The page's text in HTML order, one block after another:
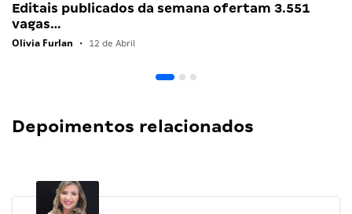
Editais publicados da semana ofertam 3.551
vagas…
Olivia Furlan • 12 de Abril
Depoimentos relacionados